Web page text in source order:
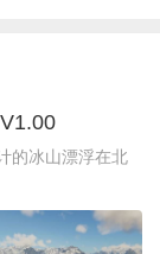
的冰山漂浮在北